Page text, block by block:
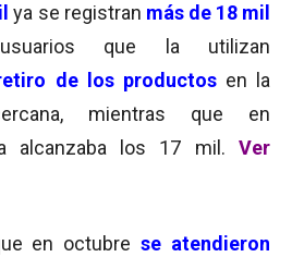
ya se registran más de 18 mil
que la utilizan
de los productos en la
mientras que en
alcanzaba los 17 mil. Ver
en octubrese atendieron